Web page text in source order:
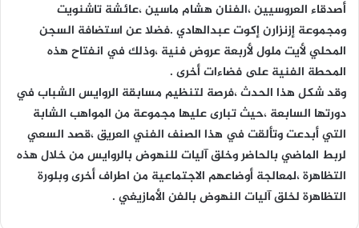
أصدقاء العروسيين ،الفنان هشام ماسين ،عائشة تاشنويت
ومجموعة إزنزارن إكوت عبدالهادي .فضلا عن استضافة السجن
المحلي لأيت ملول لأربعة عروض فنية ،وذلك في انفتاح هذه
المحطة الفنية على فضاءات أخرى .
وقد شكل هذا الحدث ،فرصة لتنظيم مسابقة الروايس الشباب في
دورتها السابعة ،حيث تبارى عليها مجموعة من المواهب الشابة
التي أبدعت وتألقت في هذا الصنف الفني العريق ،قصد السعي
لربط الماضي بالحاضر وخلق آليات للنهوض بالروايس من خلال هذه
التظاهرة ،لمعالجة أوضاعهم الاجتماعية من اطراف أخرى وبلورة
التظاهرة لخلق آليات النهوض بالفن الأمازيغي .